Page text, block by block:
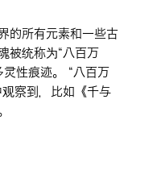
的所有元素和一些古
被统称为“八百万
性痕迹。 “八百万
察到，比如《千与